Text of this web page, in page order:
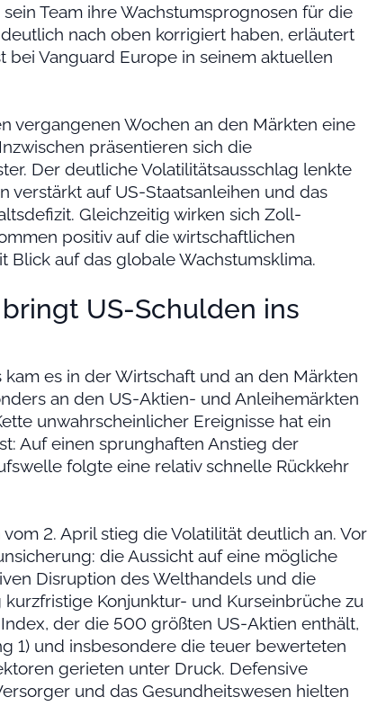
Team ihre Wachstumsprognosen für die
nach oben korrigiert haben, erläutert
bei Vanguard Europe in seinem aktuellen
vergangenen Wochen an den Märkten eine
präsentieren sich die
Der deutliche Volatilitätsausschlag lenkte
verstärkt auf US-Staatsanleihen und das
Gleichzeitig wirken sich Zoll-
positiv auf die wirtschaftlichen
Blick auf das globale Wachstumsklima.
US-Schulden ins
es in der Wirtschaft und an den Märkten
an den US-Aktien- und Anleihemärkten
unwahrscheinlicher Ereignisse hat ein
Auf einen sprunghaften Anstieg der
folgte eine relativ schnelle Rückkehr
2. April stieg die Volatilität deutlich an. Vor
die Aussicht auf eine mögliche
Disruption des Welthandels und die
Konjunktur- und Kurseinbrüche zu
der die 500 größten US-Aktien enthält,
1) und insbesondere die teuer bewerteten
gerieten unter Druck. Defensive
und das Gesundheitswesen hielten